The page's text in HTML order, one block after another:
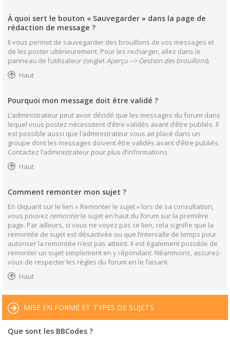
À quoi sert le bouton « Sauvegarder » dans la page de
rédaction de message ?
Il vous permet de sauvegarder des brouillons de vos messages et
de les poster ultérieurement. Pour les recharger, allez dans le
panneau de l’utilisateur (ongletAperçu --> Gestion des brouillons).
Haut
Pourquoi mon message doit être validé ?
L’administrateur peut avoir décidé que les messages du forum dans
lequel vous postez nécessitent d’être validés avant d’être publiés. Il
est possible aussi que l’administrateur vous ait placé dans un
groupe dont les messages doivent être validés avant d’être publiés.
Contactez l’administrateur pour plus d’informations.
Haut
Comment remonter mon sujet ?
En cliquant sur le lien « Remonter le sujet » lors de sa consultation,
vous pouvez remonterle sujet en haut du forum sur la première
page. Par ailleurs, si vous ne voyez pas ce lien, cela signifie que la
remontée de sujet est désactivée ou que l’intervalle de temps pour
autoriser la remontée n’est pas atteint. Il est également possible de
remonter un sujet simplement en y répondant. Néanmoins, assurez-
vous de respecter les règles du forum en le faisant.
Haut
MISE EN FORME ET TYPES DE SUJETS
Que sont les BBCodes ?